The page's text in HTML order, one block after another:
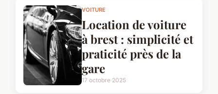
VOITURE
Location de voiture
à brest : simplicité et
praticité près de la
gare
17 octobre 2025